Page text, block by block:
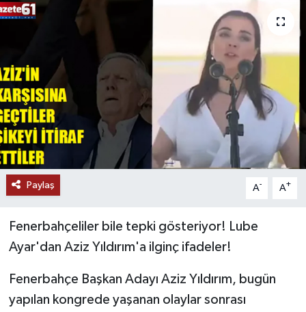
Paylaş A- A+
Fenerbahçeliler bile tepki gösteriyor! Lube
Ayar'dan Aziz Yıldırım'a ilginç ifadeler!
Fenerbahçe Başkan Adayı Aziz Yıldırım, bugün
yapılan kongrede yaşanan olaylar sonrası
Haber Arşivi